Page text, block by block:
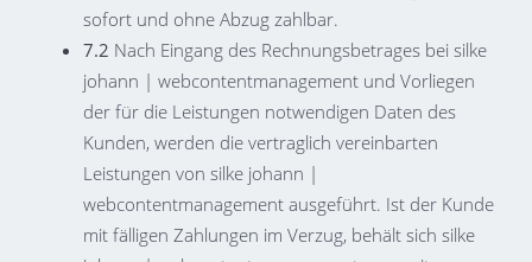
sofort und ohne Abzug zahlbar.
7.2 Nach Eingang des Rechnungsbetrages bei silke
johann | webcontentmanagement und Vorliegen
der für die Leistungen notwendigen Daten des
Kunden, werden die vertraglich vereinbarten
Leistungen von silke johann |
webcontentmanagement ausgeführt. Ist der Kunde
mit fälligen Zahlungen im Verzug, behält sich silke